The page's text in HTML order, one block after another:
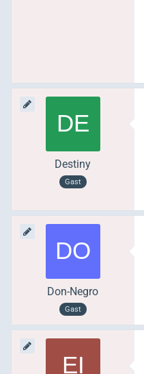
Destiny
Gast
Don-Negro
Gast